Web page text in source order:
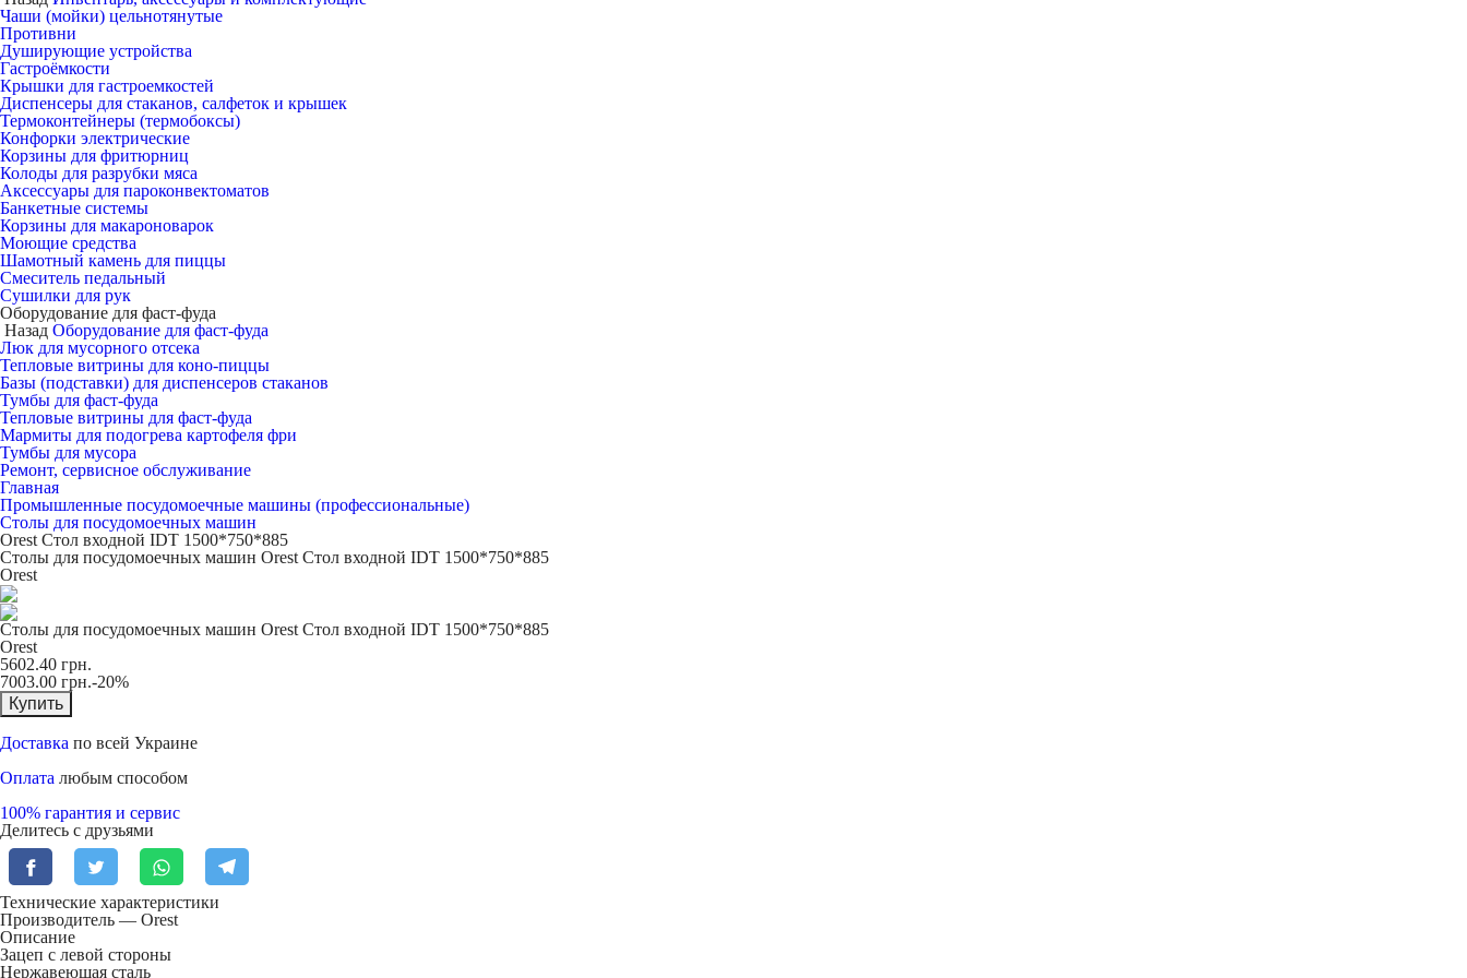
Чаши (мойки) цельнотянутые
Противни
Душирующие устройства
Гастроёмкости
Крышки для гастроемкостей
Диспенсеры для стаканов, салфеток и крышек
Термоконтейнеры (термобоксы)
Конфорки электрические
Корзины для фритюрниц
Колоды для разрубки мяса
Аксессуары для пароконвектоматов
Банкетные системы
Корзины для макароноварок
Моющие средства
Шамотный камень для пиццы
Смеситель педальный
Сушилки для рук
Оборудование для фаст-фуда
Назад Оборудование для фаст-фуда
Люк для мусорного отсека
Тепловые витрины для коно-пиццы
Базы (подставки) для диспенсеров стаканов
Тумбы для фаст-фуда
Тепловые витрины для фаст-фуда
Мармиты для подогрева картофеля фри
Тумбы для мусора
Ремонт, сервисное обслуживание
Главная
Промышленные посудомоечные машины (профессиональные)
Столы для посудомоечных машин
Orest Стол входной IDT 1500*750*885
Столы для посудомоечных машин Orest Стол входной IDT 1500*750*885
Orest
Столы для посудомоечных машин Orest Стол входной IDT 1500*750*885
Orest
5602.40 грн.
7003.00 грн.-20%
Купить
Доставка по всей Украине
Оплата любым способом
100% гарантия и сервис
Делитесь с друзьями
Технические характеристики
Производитель — Orest
Описание
Зацеп с левой стороны
Нержавеющая сталь